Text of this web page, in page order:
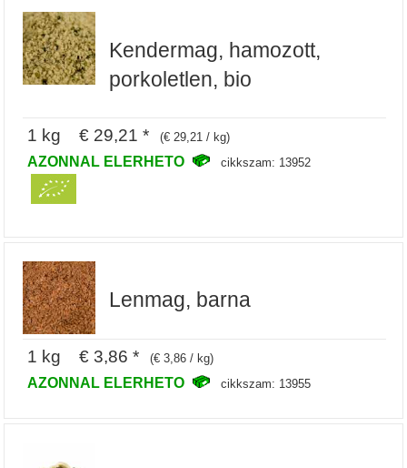
Kendermag, hamozott,
porkoletlen, bio
1 kg € 29,21 * (€ 29,21 / kg)
AZONNAL ELERHETO cikkszam: 13952
Lenmag, barna
1 kg € 3,86 * (€ 3,86 / kg)
AZONNAL ELERHETO cikkszam: 13955